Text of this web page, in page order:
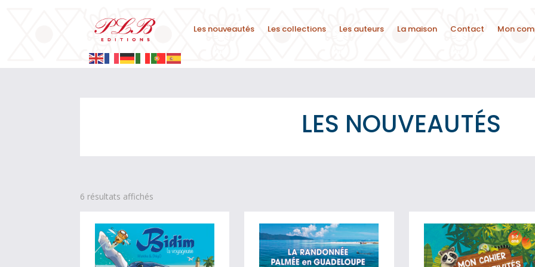
Les nouveautés Les collections Les auteurs La maison Contact Mon
LES NOUVEAUTÉS
6 résultats affichés